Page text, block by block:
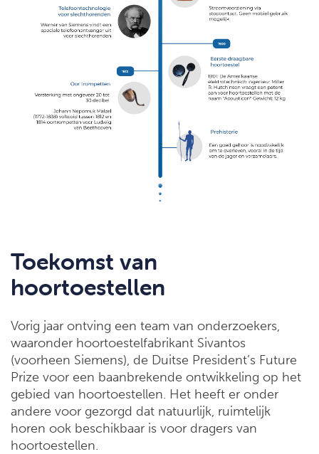
Toekomst van
hoortoestellen
Vorig jaar ontving een team van onderzoekers,
waaronder hoortoestelfabrikant Sivantos
(voorheen Siemens), de Duitse President’s Future
Prize voor een baanbrekende ontwikkeling op het
gebied van hoortoestellen. Het heeft er onder
andere voor gezorgd dat natuurlijk, ruimtelijk
horen ook beschikbaar is voor dragers van
hoortoestellen.